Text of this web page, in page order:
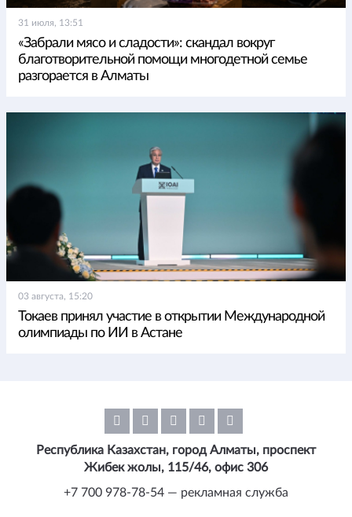
31 июля, 13:51
«Забрали мясо и сладости»: скандал вокруг
благотворительной помощи многодетной семье
разгорается в Алматы
03 августа, 15:20
Токаев принял участие в открытии Международной
олимпиады по ИИ в Астане
Республика Казахстан, город Алматы, проспект
Жибек жолы, 115/46, офис 306
+7 700 978-78-54 — рекламная служба